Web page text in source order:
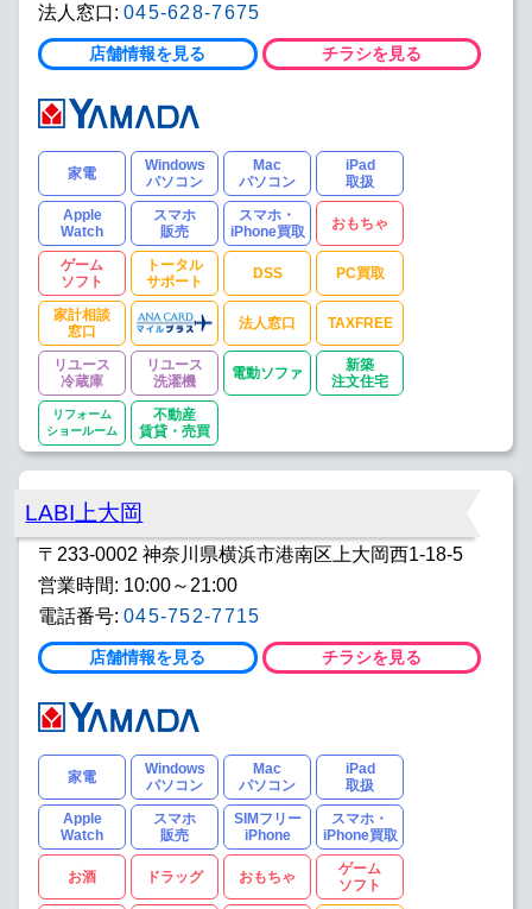
法人窓口: 045-628-7675
店舗情報を見る チラシを見る
家電
Windows
パソコン
Mac
パソコン
iPad
取扱
Apple
Watch
スマホ
販売
スマホ・
iPhone買取
おもちゃ
ゲーム
ソフト
トータル
サポート
DSS PC買取
家計相談
窓口
法人窓口 TAXFREE
リユース
冷蔵庫
リユース
洗濯機
電動ソファ
新築
注文住宅
リフォーム
ショールーム
不動産
賃貸・売買
LABI上大岡
〒233-0002 神奈川県横浜市港南区上大岡西1-18-5
営業時間: 10:00～21:00
電話番号: 045-752-7715
店舗情報を見る チラシを見る
家電
Windows
パソコン
Mac
パソコン
iPad
取扱
Apple
Watch
スマホ
販売
SIMフリー
iPhone
スマホ・
iPhone買取
お酒 ドラッグ おもちゃ
ゲーム
ソフト